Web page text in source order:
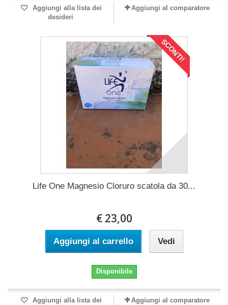
Aggiungi alla lista dei
desideri
Aggiungi al comparatore
SCONTI!
Life One Magnesio Cloruro scatola da 30...
€ 23,00
Aggiungi al carrello Vedi
Disponibile
Aggiungi alla lista dei
Aggiungi al comparatore